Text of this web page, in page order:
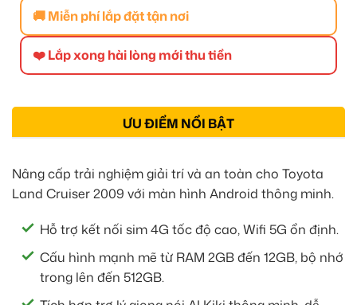
🚚 Miễn phí lắp đặt tận nơi
❤️ Lắp xong hài lòng mới thu tiền
ƯU ĐIỂM NỔI BẬT
Nâng cấp trải nghiệm giải trí và an toàn cho Toyota
Land Cruiser 2009 với màn hình Android thông minh.
Hỗ trợ kết nối sim 4G tốc độ cao, Wifi 5G ổn định.
Cấu hình mạnh mẽ từ RAM 2GB đến 12GB, bộ nhớ
trong lên đến 512GB.